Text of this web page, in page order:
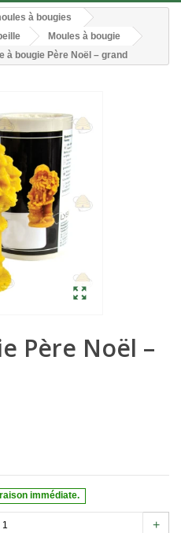
à bougies
Moules à bougie
à bougie Père Noël – grand
Père Noël –
immédiate.
+